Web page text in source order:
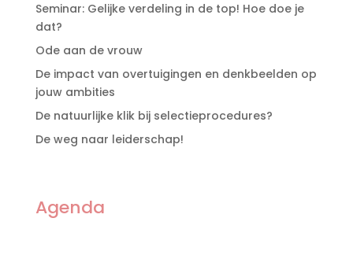
Seminar: Gelijke verdeling in de top! Hoe doe je
dat?
Ode aan de vrouw
De impact van overtuigingen en denkbeelden op
jouw ambities
De natuurlijke klik bij selectieprocedures?
De weg naar leiderschap!
Agenda